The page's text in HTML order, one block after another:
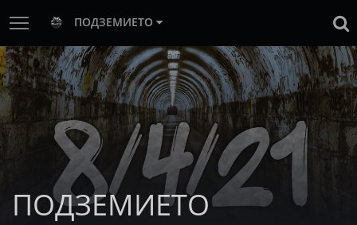
ПОДЗЕМИЕТО
ПОДЗЕМИЕТО